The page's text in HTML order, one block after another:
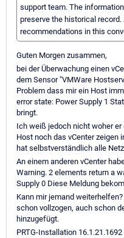
support team. The
preserve the historical
recommendations in this
Guten Morgen zusammen,
bei der Überwachung einen
dem Sensor "VMWare
Problem dass mir ein Host
error state: Power Supply 1
bringt.
Ich weiß jedoch nicht woher
Host noch das vCenter zeigen
hat selbstverständlich alle
An einem anderen vCenter
Warning. 2 elements return a
Supply 0 Diese Meldung
Kann mir jemand
schon vollzogen, auch schon
hinzugefügt.
PRTG-Installation